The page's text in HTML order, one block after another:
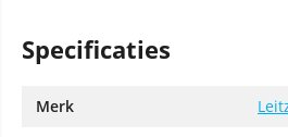
Specificaties
Merk